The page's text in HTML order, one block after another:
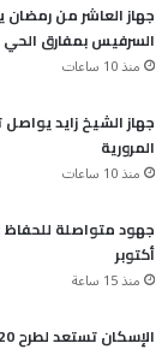
جهاز العاشر من
السرفيس بمفارق الحي
منذ 10 ساعات
جهاز الشيخ زايد يواصل
المرورية
منذ 10 ساعات
جهود متواصلة
أكتوبر
منذ 15 ساعة
الإسكان تستعد لطرح 20 ألف وحدة سكنية خلال شهر